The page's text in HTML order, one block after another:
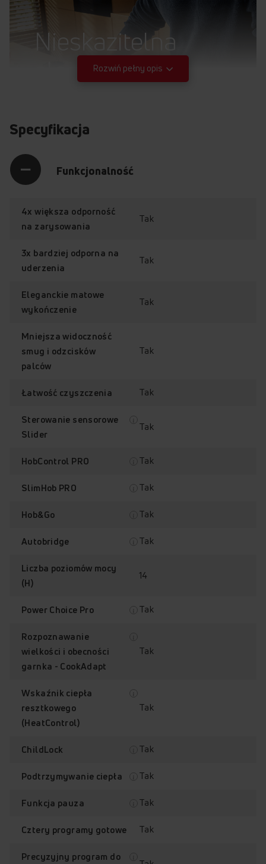
Nieskazitelna
elegancja,
wytrzymałość
Matowa płyta
indukcyjna
zHobControl Pro
PI6541PHTSUN 3.0 M STUDIO
4x bardziej
odporna na
zarysowania*
odporna
matowe
Nowa elegancka
matowa powierzchnia
powierzchniabłyszcząca
Co wyróżnia
płytę indukcyjną
Amica?
Trwałość na lata
odporna na
Przesuwanie garnków czy
problemu ‑ matowa
zarysowania* niż
Rozwiń pełny opis
Specyfikacja
Funkcjonalność
4x większa odporność
na zarysowania
Tak
3x bardziej odporna na
uderzenia
Tak
Eleganckie matowe
wykończenie
Tak
Mniejsza widoczność
smug i odzcisków
palców
Tak
Łatwość czyszczenia Tak
Sterowanie sensorowe
Slider
Tak
HobControl PRO Tak
SlimHob PRO Tak
Hob&Go Tak
Autobridge Tak
Liczba poziomów mocy
(H)
14
Power Choice Pro Tak
Rozpoznawanie
wielkości i obecności
garnka - CookAdapt
Tak
Wskaźnik ciepła
resztkowego
(HeatControl)
Tak
ChildLock Tak
Podtrzymywanie ciepła Tak
Funkcja pauza Tak
Cztery programy gotowe Tak
Precyzyjny program do